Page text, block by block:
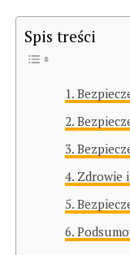
Spis treści
Zdrowie